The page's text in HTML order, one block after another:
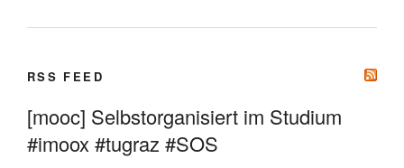
RSS FEED
[mooc] Selbstorganisiert im Studium
#imoox #tugraz #SOS